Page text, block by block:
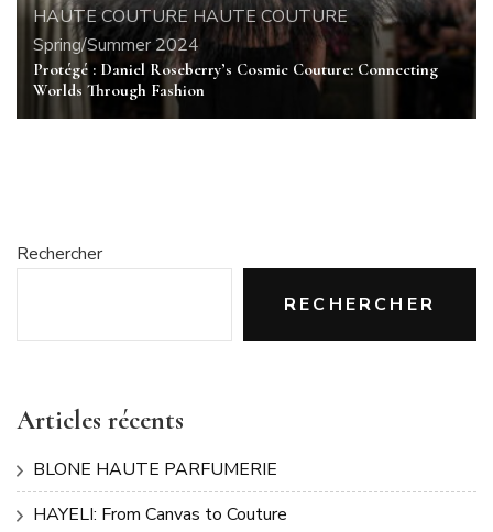
HAUTE COUTUREHAUTE COUTURE
Spring/Summer 2024
Protégé : Daniel Roseberry’s Cosmic Couture: Connecting
Worlds Through Fashion
Rechercher
RECHERCHER
Articles récents
BLONE HAUTE PARFUMERIE
HAYELI: From Canvas to Couture